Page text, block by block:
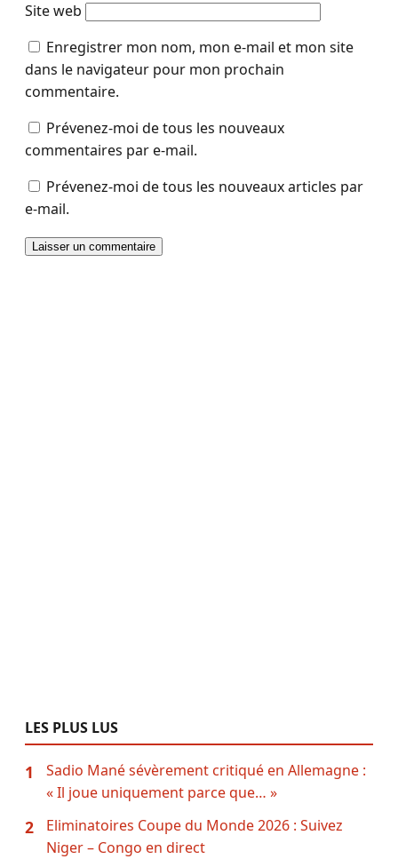
Site web
Enregistrer mon nom, mon e-mail et mon site
dans le navigateur pour mon prochain
commentaire.
Prévenez-moi de tous les nouveaux
commentaires par e-mail.
Prévenez-moi de tous les nouveaux articles par
e-mail.
LES PLUS LUS
1
Sadio Mané sévèrement critiqué en Allemagne :
« Il joue uniquement parce que… »
2
Eliminatoires Coupe du Monde 2026 : Suivez
Niger – Congo en direct